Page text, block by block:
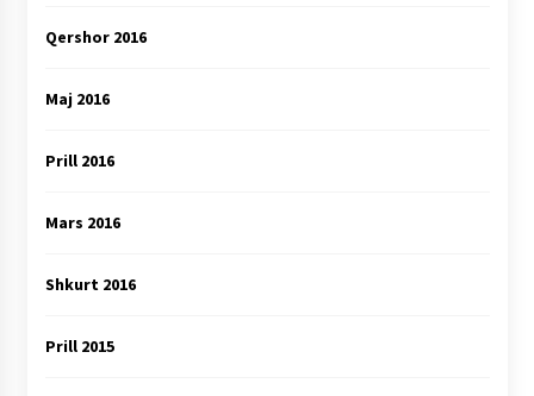
Qershor 2016
Maj 2016
Prill 2016
Mars 2016
Shkurt 2016
Prill 2015